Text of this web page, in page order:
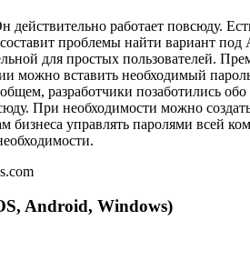
работает повсюду.
проблемы найти вариант под
для простых пользователей.
можно вставить необходимый
разработчики позаботились обо
При необходимости можно
бизнеса управлять паролями всей
Android, Windows)